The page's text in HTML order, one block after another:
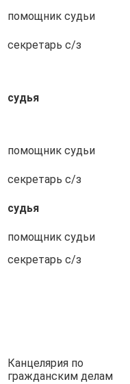
помощник судьи
секретарь с/з
судья
помощник судьи
секретарь с/з
судья
помощник судьи
секретарь с/з
Канцелярия по
гражданским делам